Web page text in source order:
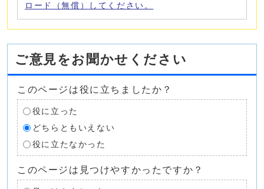
ロード（無償）してください。
ご意見をお聞かせください
このページは役に立ちましたか？
役に立った
どちらともいえない
役に立たなかった
このページは見つけやすかったですか？